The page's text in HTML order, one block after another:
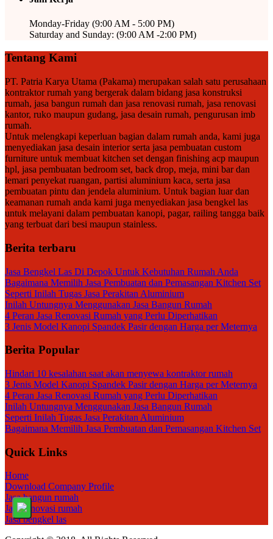
Monday-Friday (9:00 AM - 5:00 PM)
Saturday and Sunday: (9:00 AM -2:00 PM)
Tentang Kami
PT. Patria Karya Utama (Pakama) merupakan salah satu perusahaan
kontraktor rumah yang bergerak dalam bidang jasa konstruksi
rumah, jasa bangun rumah dan jasa renovasi rumah, jasa renovasi
kantor, ruko maupun gudang, jasa desain rumah, pengurusan imb
rumah.
Untuk melengkapi keperluan bagian dalam rumah anda, kami juga
menyediakan jasa desain interior serta jasa pembuatan custom
furniture untuk membuat kitchen set dengan finishing acp maupun
hpl, jasa pembuatan bedroom set, back drop, meja, mini bar dan
lemari penyekat ruangan, partisi aluminium kaca, serta jasa
pembuatan pintu dan jendela aluminium. Untuk bagian luar dan
keamanan rumah anda kami juga menyediakan jasa bengkel las
untuk melayani dalam pembuatan kanopi, pagar, railing tangga baik
yang terbuat dari besi maupun stainless.
Berita terbaru
Jasa Bengkel Las Di Depok Untuk Kebutuhan Rumah Anda
Bagaimana Memilih Jasa Pembuatan dan Pemasangan Kitchen Set
Seperti Inilah Tugas Jasa Perakitan Aluminium
Inilah Untungnya Menggunakan Jasa Bangun Rumah
4 Peran Jasa Renovasi Rumah yang Perlu Diperhatikan
3 Jenis Model Kanopi Spandek Pasir dengan Harga per Meternya
Berita Popular
Hindari 10 kesalahan saat akan menyewa kontraktor rumah
3 Jenis Model Kanopi Spandek Pasir dengan Harga per Meternya
4 Peran Jasa Renovasi Rumah yang Perlu Diperhatikan
Inilah Untungnya Menggunakan Jasa Bangun Rumah
Seperti Inilah Tugas Jasa Perakitan Aluminium
Bagaimana Memilih Jasa Pembuatan dan Pemasangan Kitchen Set
Quick Links
Home
Download Company Profile
Jasa bangun rumah
Jasa renovasi rumah
Jasa bengkel las